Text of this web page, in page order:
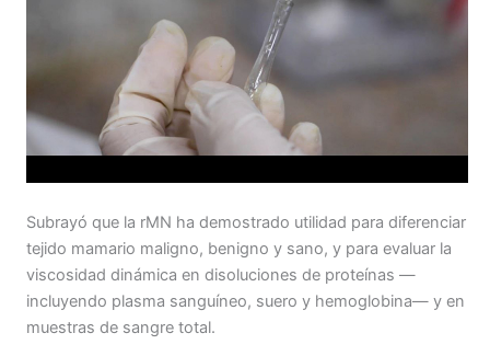
Subrayó que la rMN ha demostrado utilidad para diferenciar
tejido mamario maligno, benigno y sano, y para evaluar la
viscosidad dinámica en disoluciones de proteínas —
incluyendo plasma sanguíneo, suero y hemoglobina— y en
muestras de sangre total.